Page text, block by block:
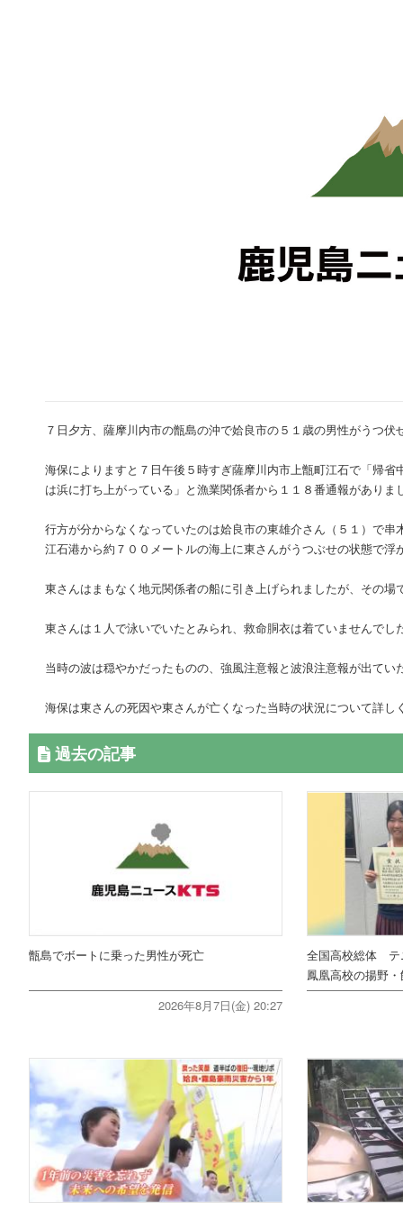
７日夕方、薩摩川内市の甑島の沖で姶良市の５１歳の男性がうつ
海保によりますと７日午後５時すぎ薩摩川内市上甑町江石で「帰
は浜に打ち上がっている」と漁業関係者から１１８番通報がありま
行方が分からなくなっていたのは姶良市の東雄介さん（５１）で
江石港から約７００メートルの海上に東さんがうつぶせの状態で浮
東さんはまもなく地元関係者の船に引き上げられましたが、その場
東さんは１人で泳いでいたとみられ、救命胴衣は着ていませんでし
当時の波は穏やかだったものの、強風注意報と波浪注意報が出てい
海保は東さんの死因や東さんが亡くなった当時の状況について詳し
過去の記事
甑島でボートに乗った男性が死亡
2026年8月7日(金) 20:27
全国高校総体 テ
鳳凰高校の揚野